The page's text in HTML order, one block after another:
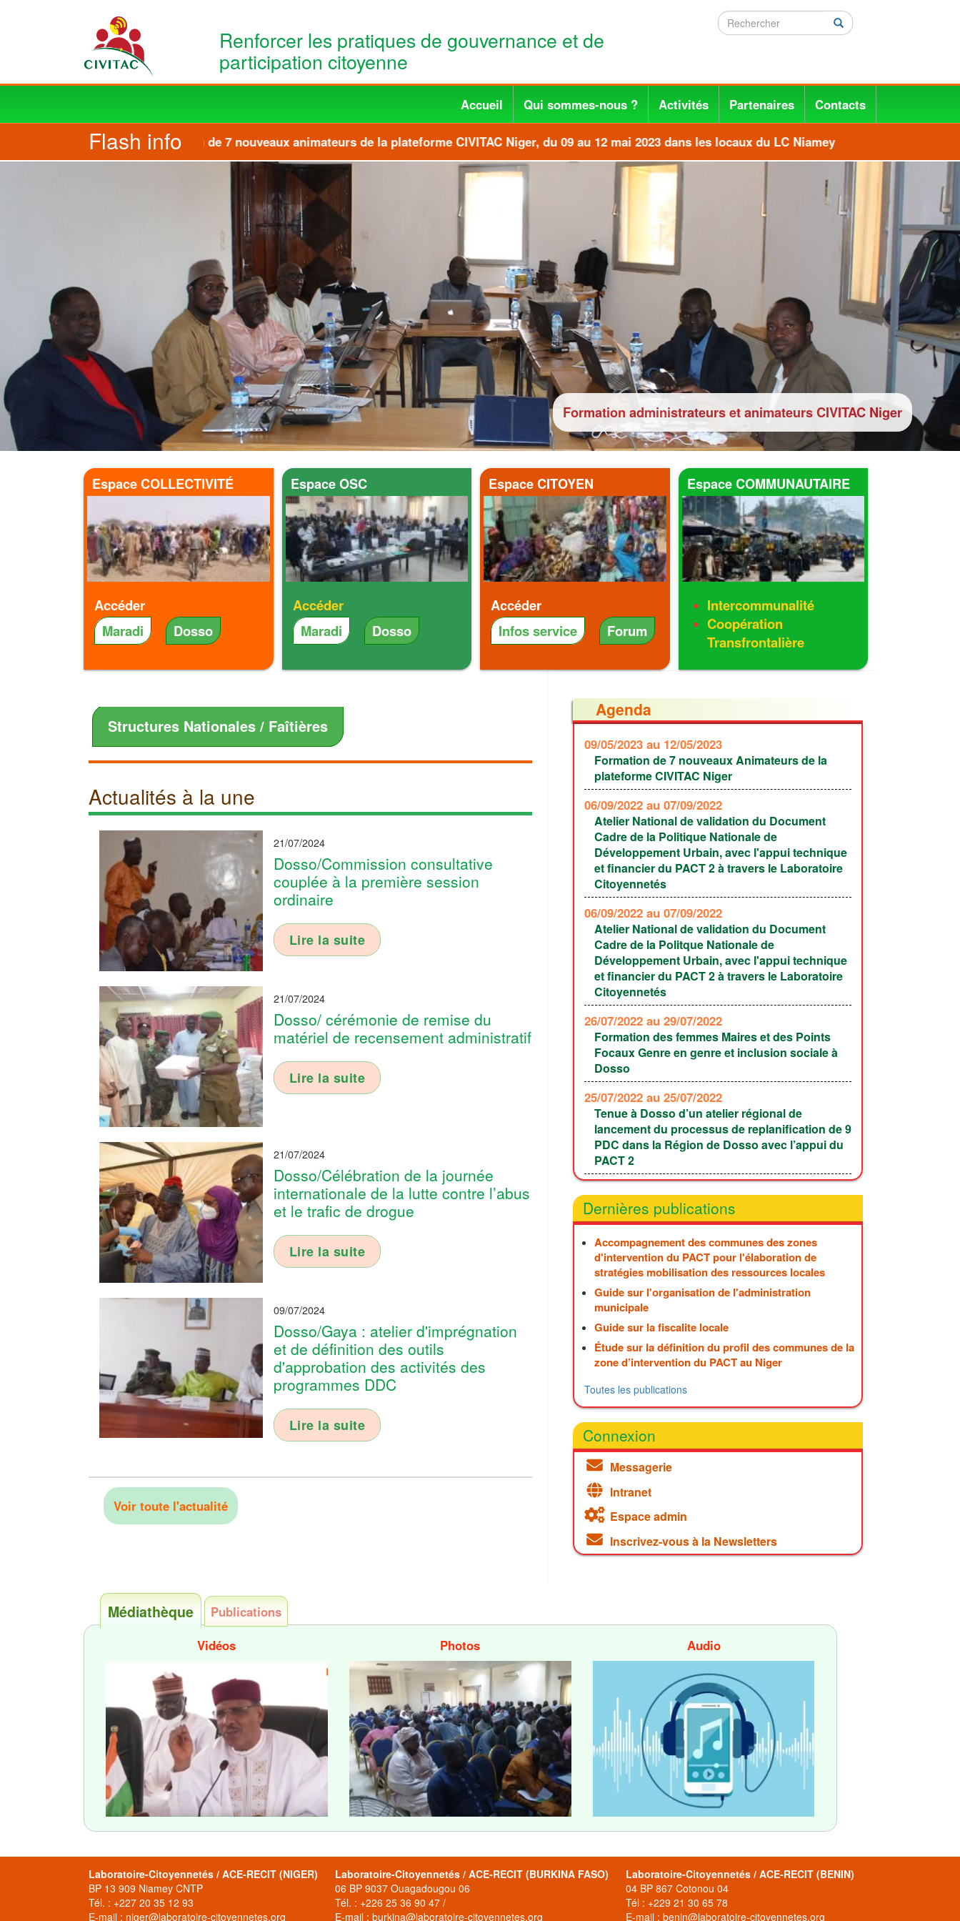
Aller au contenu principal
Renforcer les pratiques de gouvernance et de
participation citoyenne
Rechercher Rechercher
Main
navigation
Accueil Qui sommes-nous ? Activités Partenaires Contacts
Flash info
Formation de 7 nouveaux animateurs de la plateforme CIVITAC Niger, du 09 au 12 mai 2023 dans les locaux du LC Niamey
Formation administrateurs et animateurs CIVITAC Niger
Espace COLLECTIVITÉ
Accéder
Maradi
Dosso
Espace OSC
Accéder
Maradi
Dosso
Espace CITOYEN
Accéder
Infos service
Forum
Espace COMMUNAUTAIRE
Intercommunalité
Coopération
Transfrontalière
Structures Nationales / Faîtières
Actualités à la une
21/07/2024
Dosso/Commission consultative
couplée à la première session
ordinaire
Lire la suite
21/07/2024
Dosso/ cérémonie de remise du
matériel de recensement administratif
Lire la suite
21/07/2024
Dosso/Célébration de la journée
internationale de la lutte contre l’abus
et le trafic de drogue
Lire la suite
09/07/2024
Dosso/Gaya : atelier d'imprégnation
et de définition des outils
d'approbation des activités des
programmes DDC
Lire la suite
Voir toute l'actualité
Agenda
09/05/2023 au 12/05/2023
Formation de 7 nouveaux Animateurs de la
plateforme CIVITAC Niger
06/09/2022 au 07/09/2022
Atelier National de validation du Document
Cadre de la Politique Nationale de
Développement Urbain, avec l'appui technique
et financier du PACT 2 à travers le Laboratoire
Citoyennetés
06/09/2022 au 07/09/2022
Atelier National de validation du Document
Cadre de la Politque Nationale de
Développement Urbain, avec l'appui technique
et financier du PACT 2 à travers le Laboratoire
Citoyennetés
26/07/2022 au 29/07/2022
Formation des femmes Maires et des Points
Focaux Genre en genre et inclusion sociale à
Dosso
25/07/2022 au 25/07/2022
Tenue à Dosso d’un atelier régional de
lancement du processus de replanification de 9
PDC dans la Région de Dosso avec l’appui du
PACT 2
Dernières publications
Accompagnement des communes des zones
d'intervention du PACT pour l'élaboration de
stratégies mobilisation des ressources locales
Guide sur l'organisation de l'administration
municipale
Guide sur la fiscalite locale
Étude sur la définition du profil des communes de la
zone d’intervention du PACT au Niger
Toutes les publications
Connexion
Messagerie
Intranet
Espace admin
Inscrivez-vous à la Newsletters
Médiathèque
Publications
Vidéos
Photos Audio
Laboratoire-Citoyennetés / ACE-RECIT (NIGER)
BP 13 909 Niamey CNTP
Tél. : +227 20 35 12 93
E-mail : niger@laboratoire-citoyennetes.org
Laboratoire-Citoyennetés / ACE-RECIT (BURKINA FASO)
06 BP 9037 Ouagadougou 06
Tél. : +226 25 36 90 47 /
E-mail : burkina@laboratoire-citoyennetes.org
Laboratoire-Citoyennetés / ACE-RECIT (BENIN)
04 BP 867 Cotonou 04
Tél : +229 21 30 65 78
E-mail : benin@laboratoire-citoyennetes.org